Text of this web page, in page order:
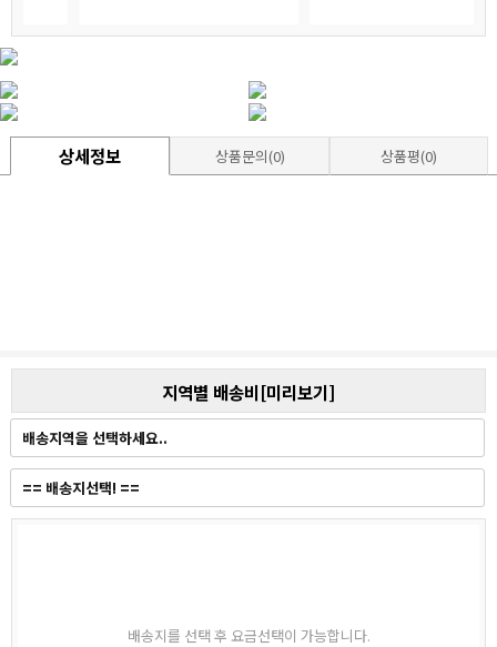
상세정보 상품문의(0) 상품평(0)
지역별 배송비[미리보기]
배송지를 선택 후 요금선택이 가능합니다.